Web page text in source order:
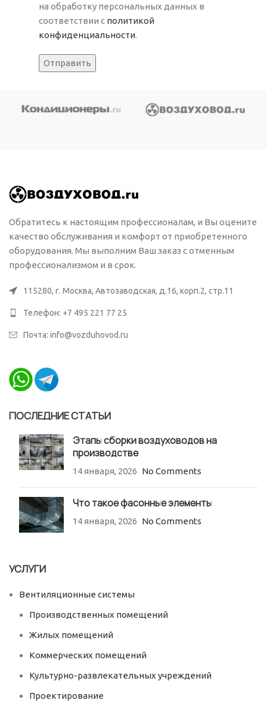
на обработку персональных данных в
соответствии с политикой
конфиденциальности.
Обратитесь к настоящим профессионалам, и Вы оцените
качество обслуживания и комфорт от приобретенного
оборудования. Мы выполним Ваш заказ с отменным
профессионализмом и в срок.
115280, г. Москва, Автозаводская, д.16, корп.2, стр.11
Телефон: +7 495 221 77 25
Почта: info@vozduhovod.ru
ПОСЛЕДНИЕ СТАТЬИ
Этапы сборки воздуховодов на
производстве
14 января, 2026 No Comments
Что такое фасонные элементы
14 января, 2026 No Comments
УСЛУГИ
Вентиляционные системы
Производственных помещений
Жилых помещений
Коммерческих помещений
Культурно-развлекательных учреждений
Проектирование